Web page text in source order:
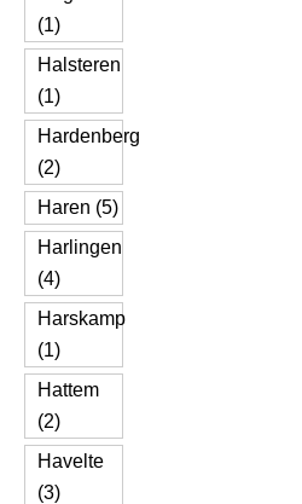
(1)
Halsteren
(1)
Hardenberg
(2)
Haren (5)
Harlingen
(4)
Harskamp
(1)
Hattem
(2)
Havelte
(3)